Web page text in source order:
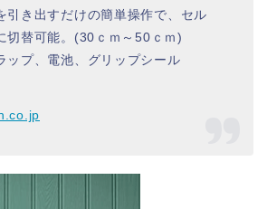
引き出すだけの簡単操作で、セル
切替可能。(30ｃｍ～50ｃｍ)
ップ、電池、グリップシール